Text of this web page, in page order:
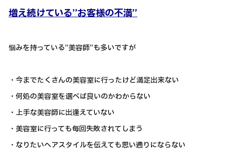
増え続けている”お客様の不満”
悩みを持っている”美容師”も多いですが
・今までたくさんの美容室に行ったけど満足出来ない
・何処の美容室を選べば良いのかわからない
・上手な美容師に出逢えていない
・美容室に行っても毎回失敗されてしまう
・なりたいヘアスタイルを伝えても思い通りにならない